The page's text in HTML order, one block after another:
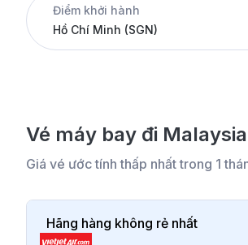
Dịch vụ
Điểm khởi hành
Vé máy bay đi
Giá vé ước tính thấp nhất trong 1
Hãng hàng không rẻ nhất